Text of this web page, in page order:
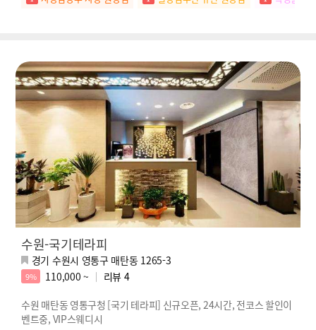
수원-국기테라피
경기 수원시 영통구 매탄동 1265-3
9% 110,000 ~ 리뷰 4
수원 매탄동 영통구청 [국기 테라피] 신규오픈, 24시간, 전코스 할인이
벤트중, VIP스웨디시